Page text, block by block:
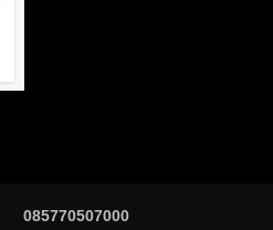
085770507000